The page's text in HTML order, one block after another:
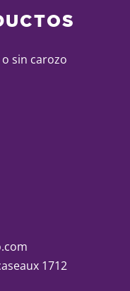
sin carozo
1712